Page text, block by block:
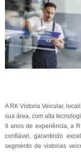
A RK Vistoria Veicular,
sua área, com alta
9 anos de experiência, a
confiável, garantindo
segmento de vistorias